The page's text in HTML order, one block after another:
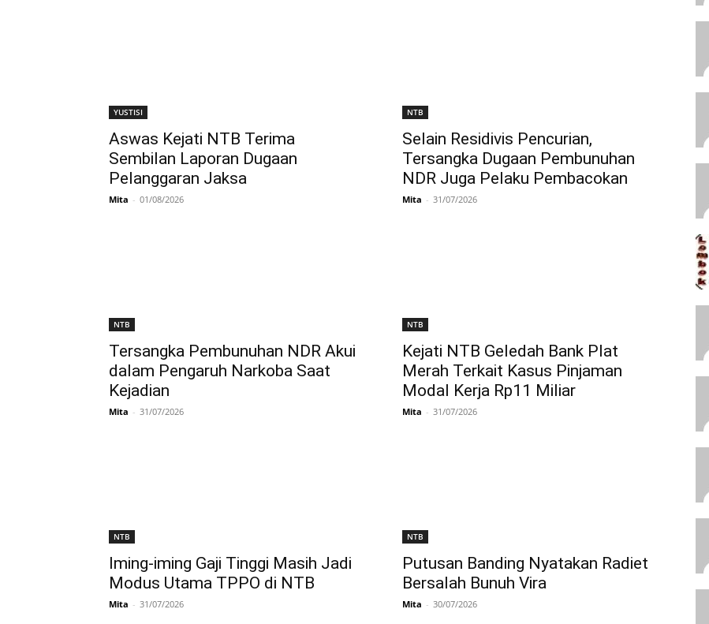
YUSTISI
Aswas Kejati NTB Terima
Sembilan Laporan Dugaan
Pelanggaran Jaksa
Mita - 01/08/2026
NTB
Selain Residivis Pencurian,
Tersangka Dugaan Pembunuhan
NDR Juga Pelaku Pembacokan
Mita - 31/07/2026
NTB
Tersangka Pembunuhan NDR Akui
dalam Pengaruh Narkoba Saat
Kejadian
Mita - 31/07/2026
NTB
Kejati NTB Geledah Bank Plat
Merah Terkait Kasus Pinjaman
Modal Kerja Rp11 Miliar
Mita - 31/07/2026
NTB
Iming-iming Gaji Tinggi Masih Jadi
Modus Utama TPPO di NTB
Mita - 31/07/2026
NTB
Putusan Banding Nyatakan Radiet
Bersalah Bunuh Vira
Mita - 30/07/2026